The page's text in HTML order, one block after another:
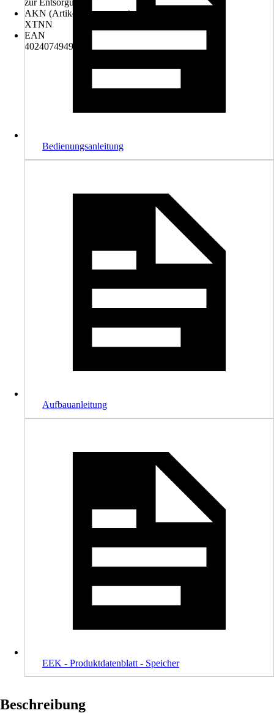
zur Entsorgung.
AKN (Artikelkurznummer)
XTNN
EAN
4024074949535
Bedienungsanleitung
Aufbauanleitung
EEK - Produktdatenblatt - Speicher
Beschreibung